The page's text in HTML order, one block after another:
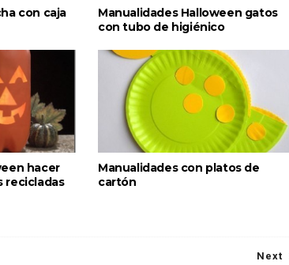
con caja
Manualidades Halloween gatos
con tubo de higiénico
hacer
recicladas
Manualidades con platos de
cartón
Next